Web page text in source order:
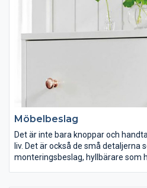
Möbelbeslag
Det är inte bara knoppar och
liv. Det är också de små detaljerna
monteringsbeslag, hyllbärare som